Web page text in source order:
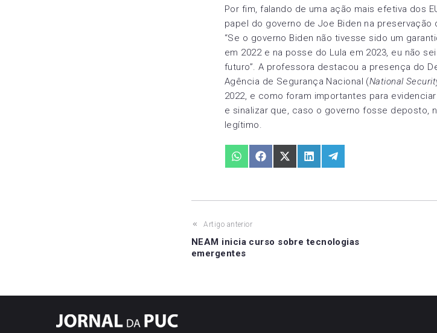
Por fim, falando de uma ação mais efetiva dos
papel do governo de Joe Biden na preservação
“Se o governo Biden não tivesse sido um
em 2022 e na posse do Lula em 2023, eu não
futuro”. A professora destacou a presença do
Agência de Segurança Nacional (National
2022, e como foram importantes para
e sinalizar que, caso o governo fosse deposto,
legítimo.
Share
on
Share
on
Share
on
Share
on
Share
on
Navegação
de
Artigo anterior
NEAM inicia curso sobre tecnologias
emergentes